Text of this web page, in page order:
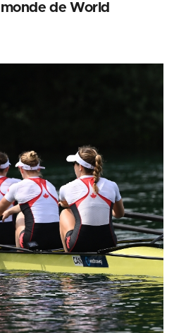
de World